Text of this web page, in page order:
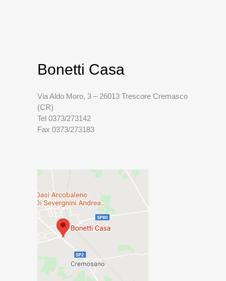
Bonetti Casa
Via Aldo Moro, 3 – 26013 Trescore Cremasco
(CR)
Tel 0373/273142
Fax 0373/273183